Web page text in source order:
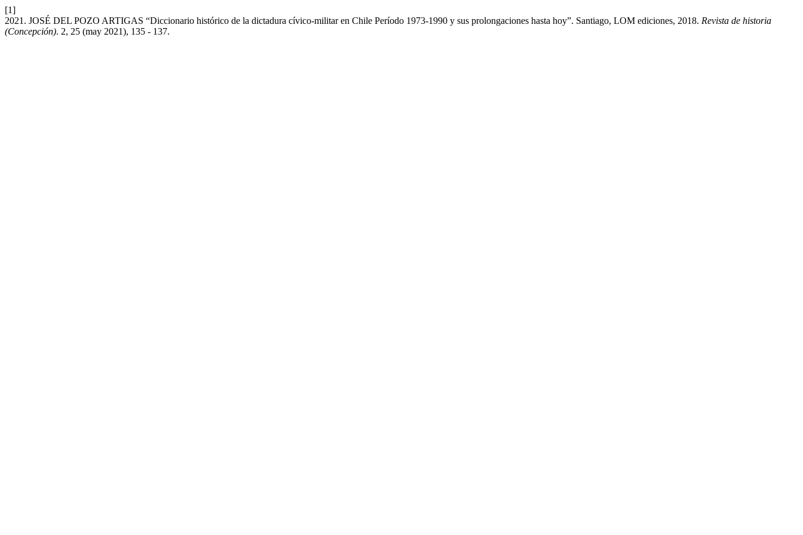
[1]
2021. JOSÉ DEL POZO ARTIGAS “Diccionario histórico de la dictadura cívico-militar en Chile Período 1973-1990 y sus prolongaciones hasta hoy”. Santiago, LOM ediciones, 2018. Revista de historia
(Concepción). 2, 25 (may 2021), 135 - 137.